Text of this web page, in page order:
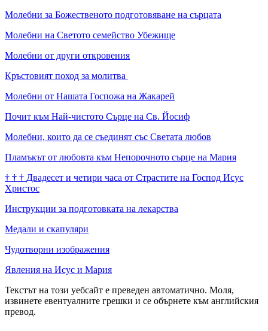
Молебни за Божественото подготовяване на сърцата
Молебни на Светото семейство Убежище
Молебни от други откровения
Кръстовият поход за молитва
Молебни от Нашата Госпожа на Жакарей
Почит към Най-чистото Сърце на Св. Йосиф
Молебни, които да се съединят със Светата любов
Пламъкът от любовта към Непорочното сърце на Мария
† † † Двадесет и четири часа от Страстите на Господ Исус
Христос
Инструкции за подготовката на лекарства
Медали и скапуляри
Чудотворни изображения
Явления на Исус и Мария
Текстът на този уебсайт е преведен автоматично. Моля,
извинете евентуалните грешки и се обърнете към английския
превод.